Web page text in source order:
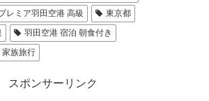
レミア羽田空港 高級
東京都
羽田空港 宿泊 朝食付き
家族旅行
スポンサーリンク